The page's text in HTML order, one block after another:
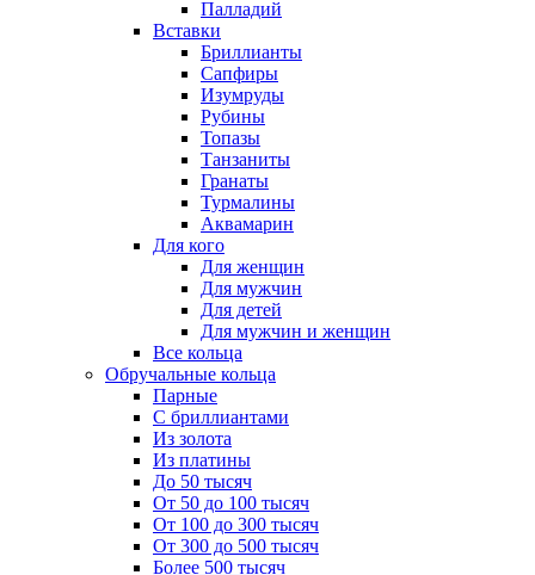
Палладий
Вставки
Бриллианты
Сапфиры
Изумруды
Рубины
Топазы
Танзаниты
Гранаты
Турмалины
Аквамарин
Для кого
Для женщин
Для мужчин
Для детей
Для мужчин и женщин
Все кольца
Обручальные кольца
Парные
С бриллиантами
Из золота
Из платины
До 50 тысяч
От 50 до 100 тысяч
От 100 до 300 тысяч
От 300 до 500 тысяч
Более 500 тысяч